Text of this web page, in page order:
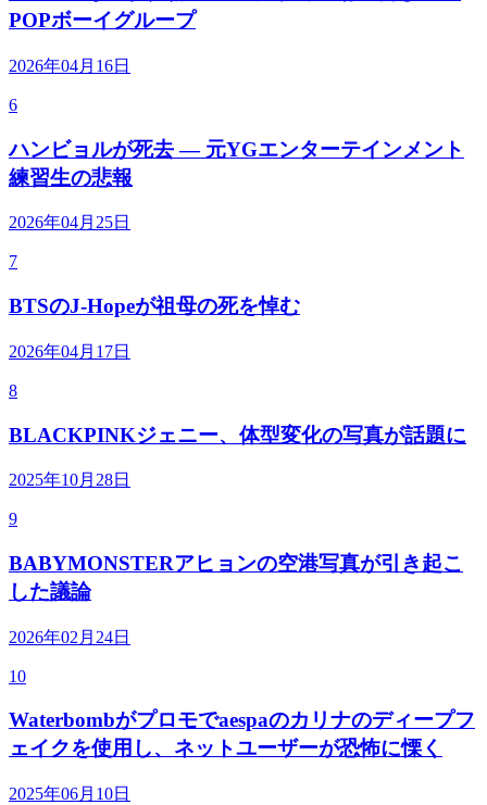
POPボーイグループ
2026年04月16日
6
ハンビョルが死去 — 元YGエンターテインメント
練習生の悲報
2026年04月25日
7
BTSのJ-Hopeが祖母の死を悼む
2026年04月17日
8
BLACKPINKジェニー、体型変化の写真が話題に
2025年10月28日
9
BABYMONSTERアヒョンの空港写真が引き起こ
した議論
2026年02月24日
10
Waterbombがプロモでaespaのカリナのディープフ
ェイクを使用し、ネットユーザーが恐怖に慄く
2025年06月10日